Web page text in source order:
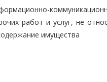
работ и услуг, не
имущества